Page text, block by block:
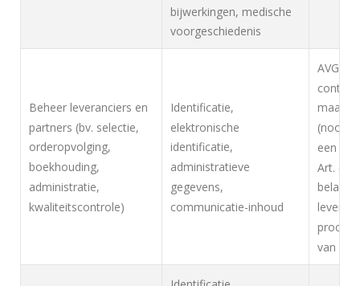
bijwerkingen, medische
voorgeschiedenis
Beheer leveranciers en
partners (bv. selectie,
orderopvolging,
boekhouding,
administratie,
kwaliteitscontrole)
Identificatie,
elektronische
identificatie,
administratieve
gegevens,
communicatie-inhoud
AVG,
een
Art.
belang:
van de